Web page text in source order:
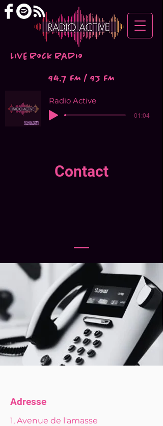
Live Rock Radio
Radio Active
-01:04
94.7 FM / 93 FM
Contact
Adresse
1, Avenue de l'amasse